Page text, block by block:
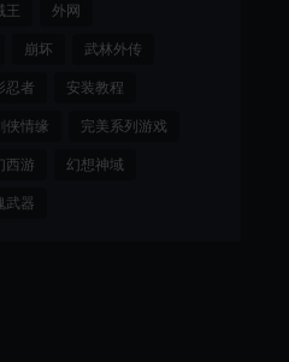
王 外网
崩坏 武林外传
忍者 安装教程
侠情缘 完美系列游戏
西游 幻想神域
武器